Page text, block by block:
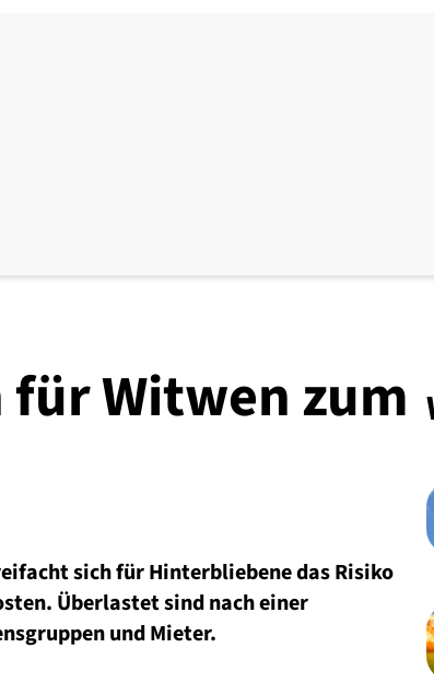
Witwen zum
sich für Hinterbliebene das Risiko
Überlastet sind nach einer
und Mieter.